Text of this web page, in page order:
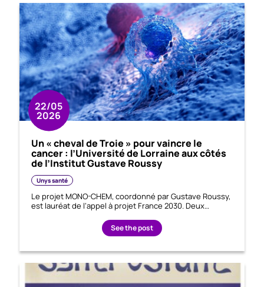
Our posts
22/05
2026
Un « cheval de Troie » pour vaincre le
cancer : l’Université de Lorraine aux côtés
de l’Institut Gustave Roussy
Unys santé
Le projet MONO-CHEM, coordonné par Gustave Roussy,
est lauréat de l’appel à projet France 2030. Deux…
See the post